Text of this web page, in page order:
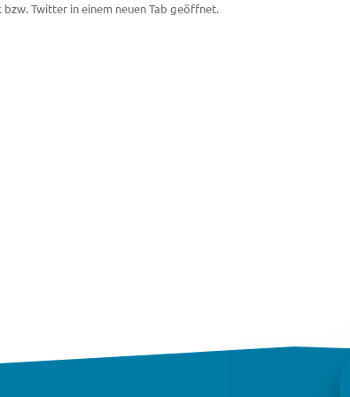
Twitter in einem neuen Tab geöffnet.